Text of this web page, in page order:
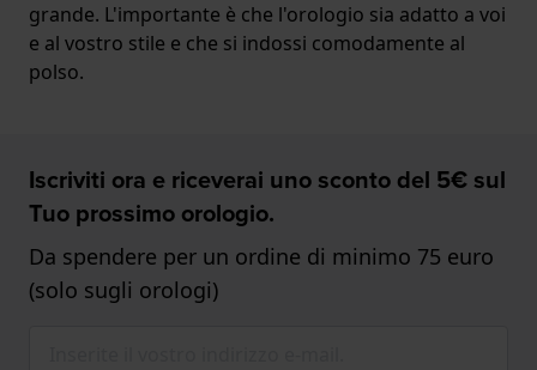
grande. L'importante è che l'orologio sia adatto a voi
e al vostro stile e che si indossi comodamente al
polso.
Iscriviti ora e riceverai uno sconto del 5€ sul
Tuo prossimo orologio.
Da spendere per un ordine di minimo 75 euro
(solo sugli orologi)